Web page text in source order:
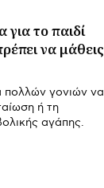
για το παιδί
να μάθεις
πολλών γονιών να
ή τη
αγάπης.